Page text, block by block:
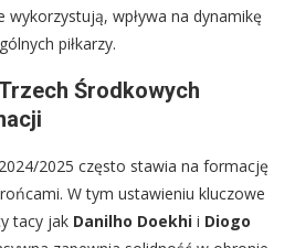
wpływa na dynamikę
piłkarzy.
Środkowych
2025 często stawia na formację
W tym ustawieniu kluczowe
tacy jak Danilho Doekhi i Diogo